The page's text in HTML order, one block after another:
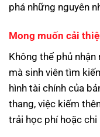
phá những nguyên
Mong muốn cải
Không thể phủ
mà sinh viên tìm
hình tài chính của
thang, việc kiếm
trải học phí hoặc chi